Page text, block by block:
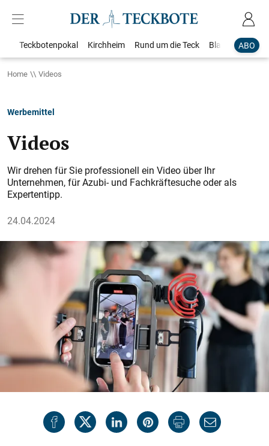
ABO
Teckbotenpokal Kirchheim Rund um die Teck Blaulicht
Home Videos
Werbemittel
Videos
Wir drehen für Sie professionell ein Video über Ihr
Unternehmen, für Azubi- und Fachkräftesuche oder als
Expertentipp.
24.04.2024